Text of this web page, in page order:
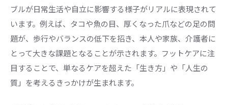
ブルが日常生活や自立に影響する様子がリアルに表現されて
います。例えば、タコや魚の目、厚くなった爪などの足の問
題が、歩行やバランスの低下を招き、本人や家族、介護者に
とって大きな課題となることが示されます。フットケアに注
目することで、単なるケアを超えた「生き方」や「人生の
質」を考えるきっかけが生まれます。